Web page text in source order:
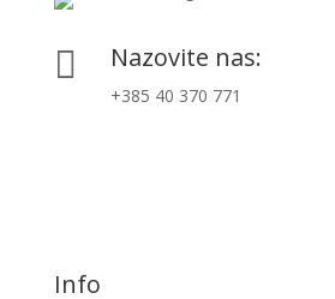
 Nazovite nas:
+385 40 370 771
Info